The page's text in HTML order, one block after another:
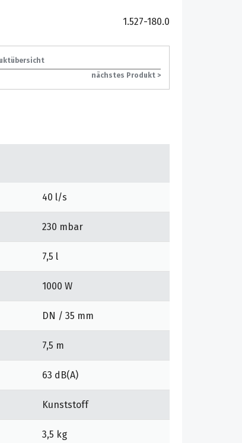
1.527-180.0
nächstes Produkt >
40 l/s
230 mbar
7,5 l
1000 W
DN / 35 mm
7,5 m
63 dB(A)
Kunststoff
3,5 kg